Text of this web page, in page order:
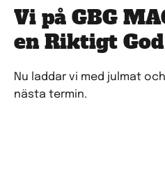
Vi på GBG
en Riktigt
Nu laddar vi med julmat
nästa termin.